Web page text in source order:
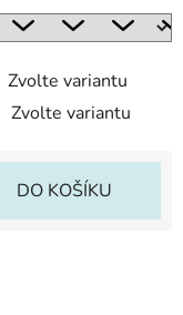
Zvolte variantu
Zvolte variantu
DO KOŠÍKU